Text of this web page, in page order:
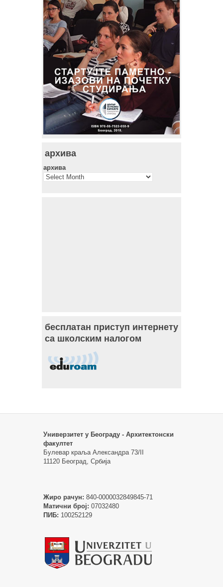
архива
архива
бесплатан приступ интернету
са школским налогом
Универзитет у Београду - Архитектонски
факултет
Булевар краља Александра 73/II
11120 Београд, Србија
Жиро рачун: 840-0000032849845-71
Матични број: 07032480
ПИБ: 100252129